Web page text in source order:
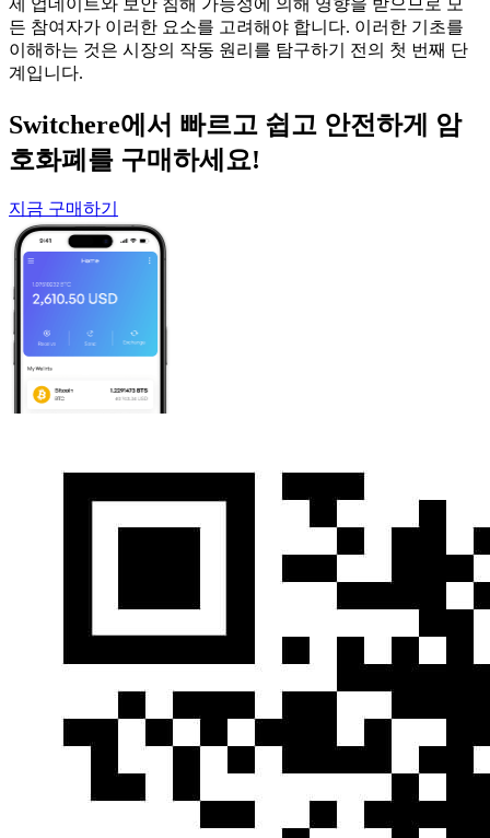
든 참여자가 이러한 요소를 고려해야 합니다. 이러한 기초를
이해하는 것은 시장의 작동 원리를 탐구하기 전의 첫 번째 단
계입니다.
Switchere에서 빠르고 쉽고 안전하게 암
호화폐를 구매하세요!
지금 구매하기